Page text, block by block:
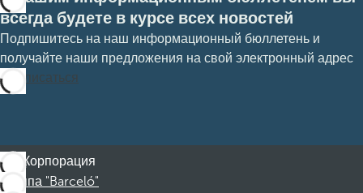
всегда будете в курсе всех новостей
Подпишитесь на наш информационный бюллетень и
получайте наши предложения на свой электронный адрес
Подписаться
Корпорация
Группа "Barceló"